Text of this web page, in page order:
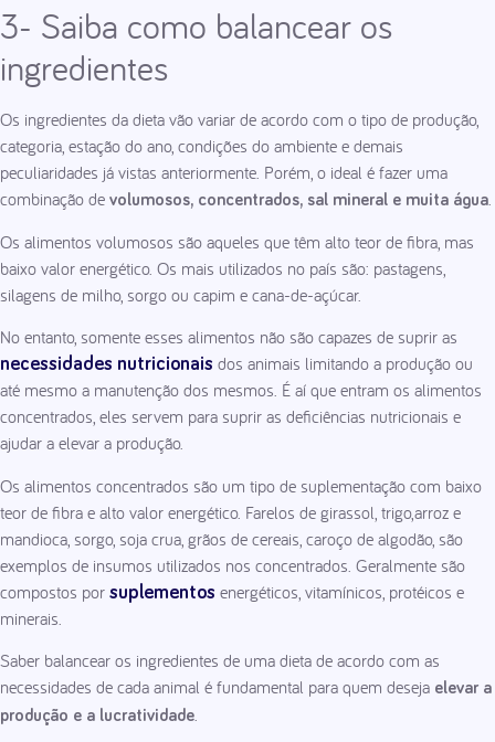
3- Saiba como balancear os
ingredientes
Os ingredientes da dieta vão variar de acordo com o tipo de produção,
categoria, estação do ano, condições do ambiente e demais
peculiaridades já vistas anteriormente. Porém, o ideal é fazer uma
combinação de volumosos, concentrados, sal mineral e muita água
Os alimentos volumosos são aqueles que têm alto teor de fibra, mas
baixo valor energético. Os mais utilizados no país são: pastagens,
silagens de milho, sorgo ou capim e cana-de-açúcar.
No entanto, somente esses alimentos não são capazes de suprir as
necessidades nutricionais dos animais limitando a produção ou
até mesmo a manutenção dos mesmos. É aí que entram os alimentos
concentrados, eles servem para suprir as deficiências nutricionais e
ajudar a elevar a produção.
Os alimentos concentrados são um tipo de suplementação com baixo
teor de fibra e alto valor energético. Farelos de girassol, trigo,arroz e
mandioca, sorgo, soja crua, grãos de cereais, caroço de algodão, são
exemplos de insumos utilizados nos concentrados. Geralmente são
compostos por suplementos energéticos, vitamínicos, protéicos e
minerais.
Saber balancear os ingredientes de uma dieta de acordo com as
necessidades de cada animal é fundamental para quem deseja elevar a
produção e a lucratividade.